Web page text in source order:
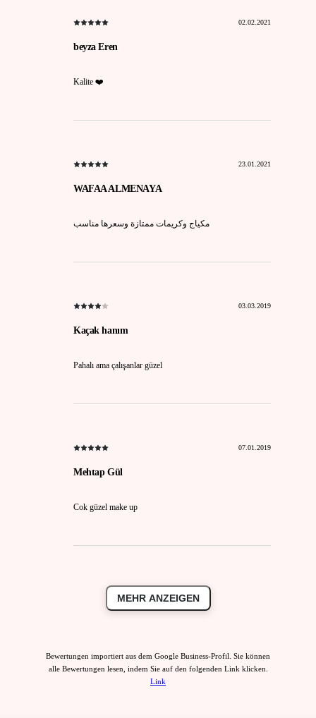
02.02.2021
beyza Eren
Kalite ❤️
23.01.2021
WAFAA ALMENAYA
مكياج وكريمات ممتازة وسعرها مناسب
03.03.2019
Kaçak hanım
Pahalı ama çalışanlar güzel
07.01.2019
Mehtap Gül
Cok güzel make up
MEHR ANZEIGEN
Bewertungen importiert aus dem Google Business-Profil. Sie können
alle Bewertungen lesen, indem Sie auf den folgenden Link klicken.
Link